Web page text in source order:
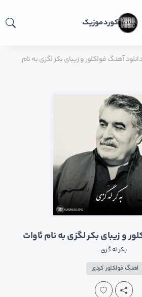
کورد موزیک
دانلود آهنگ فولکلور و زیبای بکر لگزی به نام
و زیبای بکر لگزی به نام ئاوات
بکر له گزی
اهنگ فولکلور کردی